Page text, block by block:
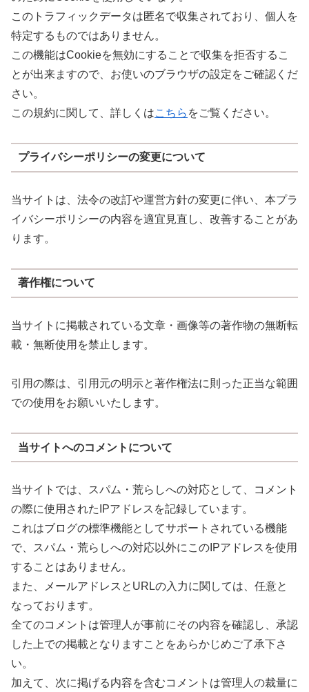
このトラフィックデータは匿名で収集されており、個人を
特定するものではありません。
この機能はCookieを無効にすることで収集を拒否するこ
とが出来ますので、お使いのブラウザの設定をご確認くだ
さい。
この規約に関して、詳しくはこちら をご覧ください。
プライバシーポリシーの変更について
当サイトは、法令の改訂や運営方針の変更に伴い、本プラ
イバシーポリシーの内容を適宜見直し、改善することがあ
ります。
著作権について
当サイトに掲載されている文章・画像等の著作物の無断転
載・無断使用を禁止します。
引用の際は、引用元の明示と著作権法に則った正当な範囲
での使用をお願いいたします。
当サイトへのコメントについて
当サイトでは、スパム・荒らしへの対応として、コメント
の際に使用されたIPアドレスを記録しています。
これはブログの標準機能としてサポートされている機能
で、スパム・荒らしへの対応以外にこのIPアドレスを使用
することはありません。
また、メールアドレスとURLの入力に関しては、任意と
なっております。
全てのコメントは管理人が事前にその内容を確認し、承認
した上での掲載となりますことをあらかじめご了承下さ
い。
加えて、次に掲げる内容を含むコメントは管理人の裁量に